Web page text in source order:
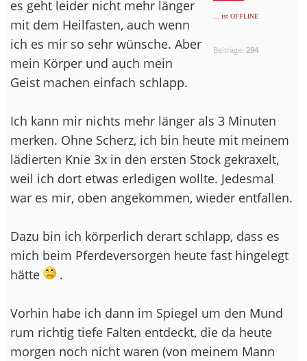
... ist OFFLINE
Beiträge: 294
es geht leider nicht mehr länger
mit dem Heilfasten, auch wenn
ich es mir so sehr wünsche. Aber
mein Körper und auch mein
Geist machen einfach schlapp.
Ich kann mir nichts mehr länger als 3 Minuten
merken. Ohne Scherz, ich bin heute mit meinem
lädierten Knie 3x in den ersten Stock gekraxelt,
weil ich dort etwas erledigen wollte. Jedesmal
war es mir, oben angekommen, wieder entfallen.
Dazu bin ich körperlich derart schlapp, dass es
mich beim Pferdeversorgen heute fast hingelegt
hätte
.
Vorhin habe ich dann im Spiegel um den Mund
rum richtig tiefe Falten entdeckt, die da heute
morgen noch nicht waren (von meinem Mann